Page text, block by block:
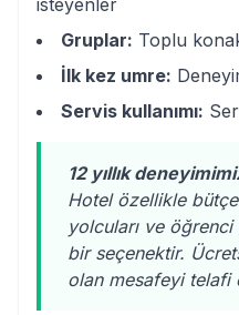
isteyenler
Gruplar: Toplu
İlk kez umre:
Servis kullanımı:
12 yıllık
Hotel özellikle
yolcuları ve
bir seçenektir.
olan mesafeyi telafi